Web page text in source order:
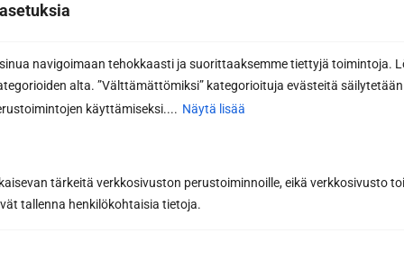
navigoimaan tehokkaasti ja suorittaaksemme tiettyjä toimintoja.
alta. ”Välttämättömiksi” kategorioituja evästeitä säilytetään
käyttämiseksi.... Näytä lisää
tärkeitä verkkosivuston perustoiminnoille, eikä verkkosivusto
tallenna henkilökohtaisia tietoja.
sijoitettu LOG-laude Espoossa
mallistosta tuttua kuusilankkua koossa 43 x 190 mm.
Kaikki artikkelit